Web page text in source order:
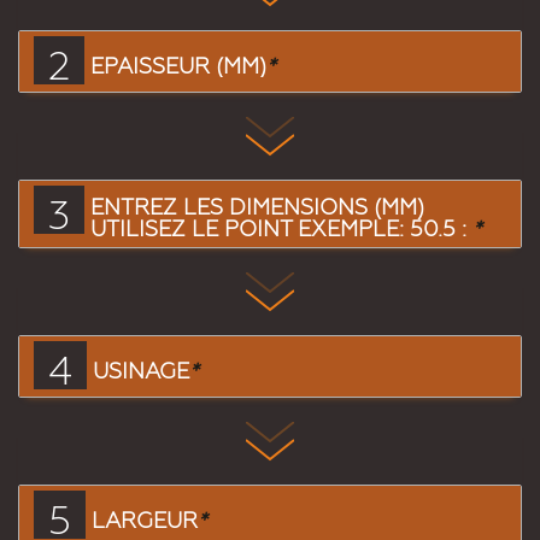
2 EPAISSEUR (MM)*
3
ENTREZ LES DIMENSIONS (MM)
UTILISEZ LE POINT EXEMPLE: 50.5 : *
4 USINAGE*
5 LARGEUR*